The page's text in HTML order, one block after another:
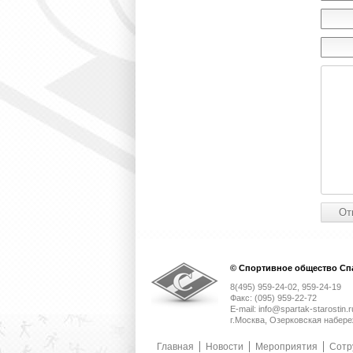
© Спортивное общество
8(495) 959-24-02, 959-24-19
Факс: (095) 959-22-72
E-mail: info@spartak-
г.Москва, Озерковская
Главная Новости Мероприятия